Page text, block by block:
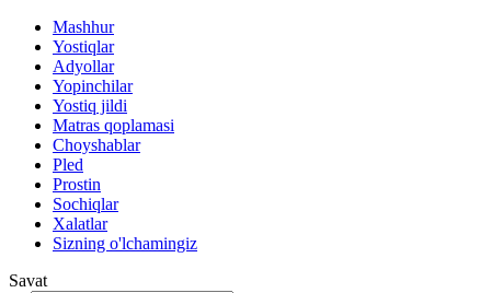
Mashhur
Yostiqlar
Adyollar
Yopinchilar
Yostiq jildi
Matras qoplamasi
Choyshablar
Pled
Prostin
Sochiqlar
Xalatlar
Sizning o'lchamingiz
Savat